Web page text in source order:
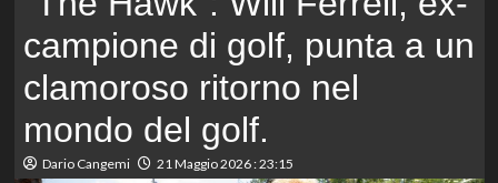
campione di golf, punta a un
clamoroso ritorno nel
mondo del golf.
Dario Cangemi 21 Maggio 2026 : 23:15